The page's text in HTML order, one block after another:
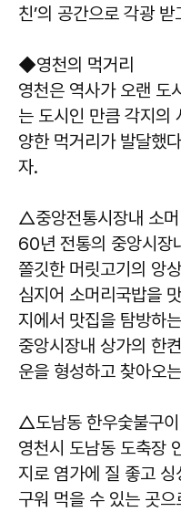
친’의 공간으로 각광 받
◆영천의 먹거리
영천은 역사가 오랜 도
는 도시인 만큼 각지의
양한 먹거리가 발달했
자.
△중앙전통시장내 소
60년 전통의 중앙시장
쫄깃한 머릿고기의 앙
심지어 소머리국밥을
지에서 맛집을 탐방하
중앙시장내 상가의 한
운을 형성하고 찾아오
△도남동 한우숯불구이
영천시 도남동 도축장
지로 염가에 질 좋고
구워 먹을 수 있는 곳